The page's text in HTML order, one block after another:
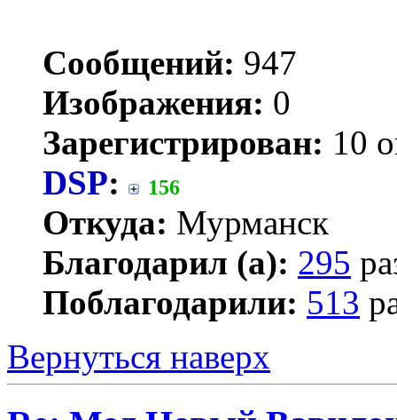
Сообщений: 947
Изображения: 0
Зарегистрирован: 10
DSP: 156
Откуда: Мурманск
Благодарил (а): 295
Поблагодарили: 513
Вернуться наверх